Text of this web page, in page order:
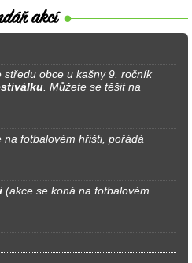
obce u kašny 9. ročník
. Můžete se těšit na
fotbalovém hřišti, pořádá
(akce se koná na fotbalovém